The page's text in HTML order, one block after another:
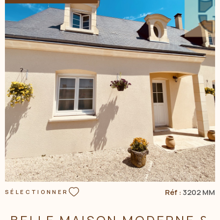
3628m2, offrant à la fois espace, intimité et calme total. Le
jardin se complète d'une petite marre naturelle, d'un puits en
eau, et d'une petite cave. La maison a fait l'objet d'une
rénovation de qualité et offre de belles prestations tant
esthétiques qu'énergétiques et techniques (chaudière
granulé autonome, poêle/cuisinière bois, huisseries DV, fibre
installée...). Rare sur le marché, cette maison coup de coeur
habitable de suite saura vous conquérir si vous êtes à la
recherche d'un lieu de caractère, chaleureux et aux beaux
volumes. Contact : Muriel MADURE au 06 88 48 16 07
Entrepreneur Individuel - Agt Cial - RSAC BLOIS N° 907 451 876
Les informations sur les risques auxquels ce bien est exposé
sont disponibles sur le site Géorisques :
www.georisques.gouv.fr Les informations sur les risques
auxquels ce bien est exposé sont disponibles sur le site
Géorisques
VOIR LE BIEN
SÉLECTIONNER Réf :3202 MM